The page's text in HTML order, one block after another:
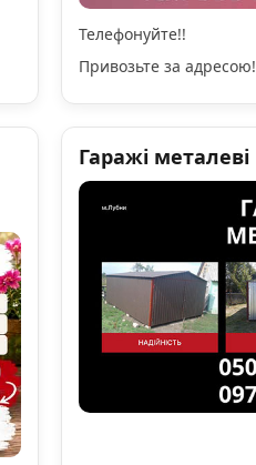
Телефонуйте!!
Привозьте за адресою!
Гаражі металеві